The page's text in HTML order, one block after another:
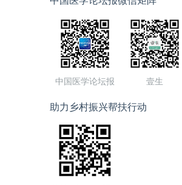
中国医学论坛报 壹生
助力乡村振兴帮扶行动